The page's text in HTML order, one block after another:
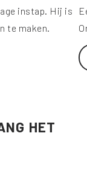
instap. Hij is
te maken.
HET